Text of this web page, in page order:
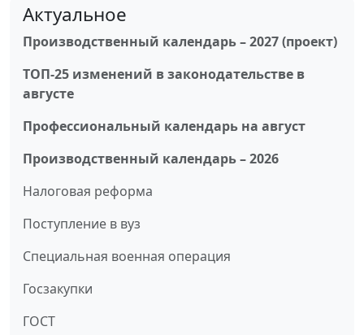
Актуальное
Производственный календарь – 2027 (проект)
ТОП-25 изменений в законодательстве в
августе
Профессиональный календарь на август
Производственный календарь – 2026
Налоговая реформа
Поступление в вуз
Специальная военная операция
Госзакупки
ГОСТ